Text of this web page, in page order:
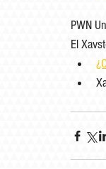
PWN
El